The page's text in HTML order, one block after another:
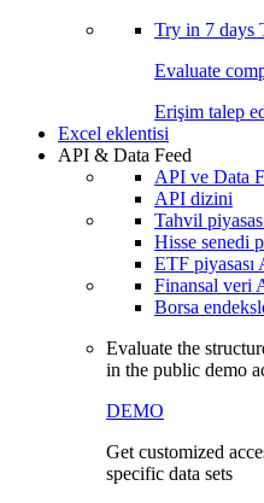
Try in 7 days
Evaluate
Erişim talep
Excel eklentisi
API & Data Feed
API ve Data
API dizini
Tahvil
Hisse senedi
ETF piyasası
Finansal veri
Borsa
Evaluate the
in the public demo
DEMO
Get customized
specific data sets